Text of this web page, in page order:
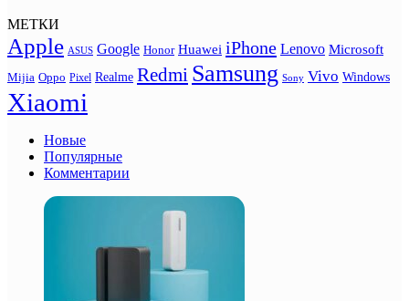
МЕТКИ
Apple ASUS Google Honor Huawei iPhone Lenovo Microsoft
Mijia Oppo Pixel Realme Redmi Samsung Sony Vivo Windows
Xiaomi
Новые
Популярные
Комментарии